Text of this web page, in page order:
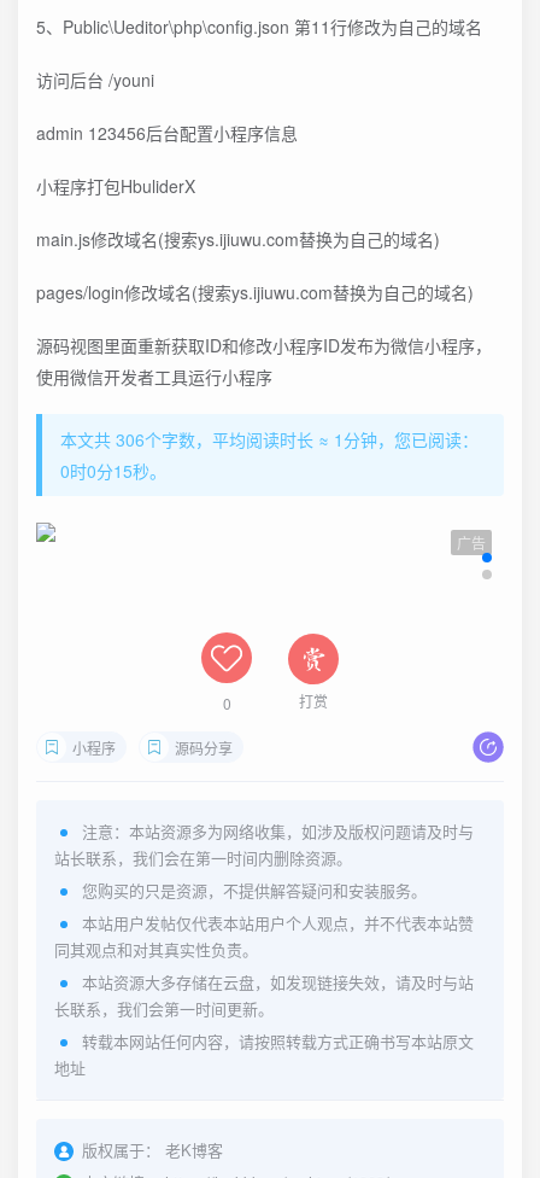
5、Public\Ueditor\php\config.json 第11行修改为自己的域名
访问后台 /youni
admin 123456后台配置小程序信息
小程序打包HbuliderX
main.js修改域名(搜索ys.ijiuwu.com替换为自己的域名)
pages/login修改域名(搜索ys.ijiuwu.com替换为自己的域名)
源码视图里面重新获取ID和修改小程序ID发布为微信小程序，
使用微信开发者工具运行小程序
本文共 306个字数，平均阅读时长 ≈ 1分钟，您已阅读：
0时0分15秒。
广告
0 打赏
小程序 源码分享
注意：本站资源多为网络收集，如涉及版权问题请及时与
站长联系，我们会在第一时间内删除资源。
您购买的只是资源，不提供解答疑问和安装服务。
本站用户发帖仅代表本站用户个人观点，并不代表本站赞
同其观点和对其真实性负责。
本站资源大多存储在云盘，如发现链接失效，请及时与站
长联系，我们会第一时间更新。
转载本网站任何内容，请按照转载方式正确书写本站原文
地址
版权属于：
老K博客